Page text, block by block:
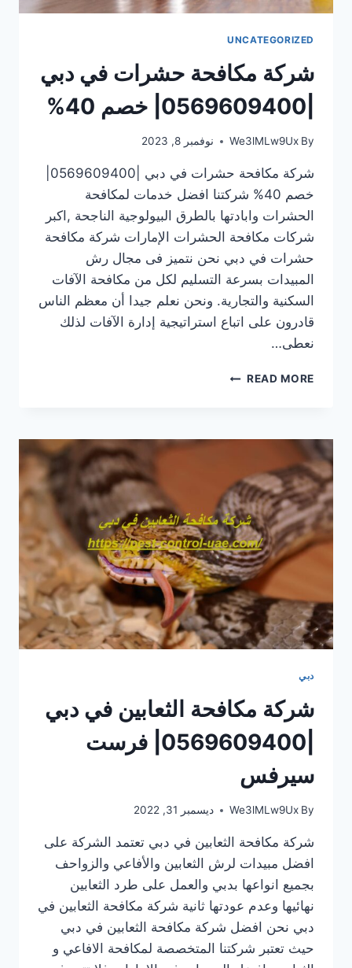
UNCATEGORIZED
شركة مكافحة حشرات في دبي
By
We3lMLw9Ux نوفمبر 8, 2023
خصم 40% شركتنا افضل خدمات لمكافحة
الحشرات وابادتها بالطرق البيولوجية الناجحة ,اكبر
شركات مكافحة الحشرات الإمارات شركة مكافحة
حشرات في دبي نحن نتميز فى مجال رش
المبيدات بسرعة التسليم لكل من مكافحة الآفات
السكنية والتجارية. ونحن نعلم جيدا أن معظم الناس
قادرون على اتباع استراتيجية إدارة الآفات لذلك
نعطى…
READ MOREشركة
دبي
40%
دبي
شركة مكافحة الثعابين في دبي
|0569609400| فرست
سيرفس
By
We3lMLw9Ux ديسمبر 31, 2022
شركة مكافحة الثعابين في دبي تعتمد الشركة على
افضل مبيدات لرش الثعابين والأفاعي والزواحف
بجميع انواعها بدبي والعمل على طرد الثعابين
نهائيها وعدم عودتها ثانية شركة مكافحة الثعابين في
دبي نحن افضل شركة مكافحة الثعابين في دبي
حيث تعتبر شركتنا المتخصصة لمكافحة الافاعي و